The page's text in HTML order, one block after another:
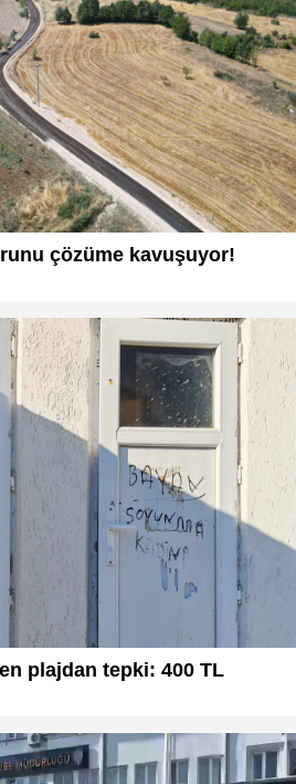
çözüme kavuşuyor!
plajdan tepki: 400 TL